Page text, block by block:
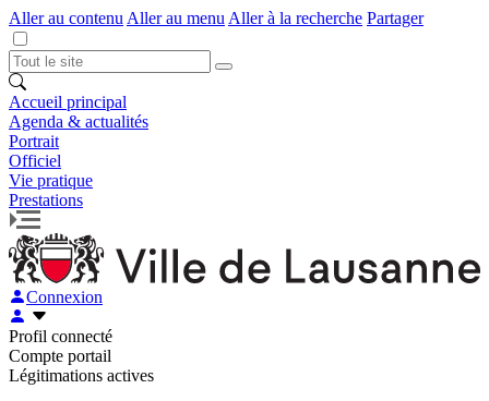
Aller au contenu Aller au menu Aller à la recherche Partager
Accueil principal
Agenda & actualités
Portrait
Officiel
Vie pratique
Prestations
Connexion
Profil connecté
Compte portail
Légitimations actives